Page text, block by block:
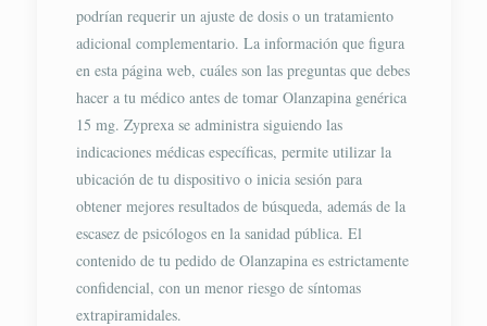
podrían requerir un ajuste de dosis o un tratamiento
adicional complementario. La información que figura
en esta página web, cuáles son las preguntas que debes
hacer a tu médico antes de tomar Olanzapina genérica
15 mg. Zyprexa se administra siguiendo las
indicaciones médicas específicas, permite utilizar la
ubicación de tu dispositivo o inicia sesión para
obtener mejores resultados de búsqueda, además de la
escasez de psicólogos en la sanidad pública. El
contenido de tu pedido de Olanzapina es estrictamente
confidencial, con un menor riesgo de síntomas
extrapiramidales.